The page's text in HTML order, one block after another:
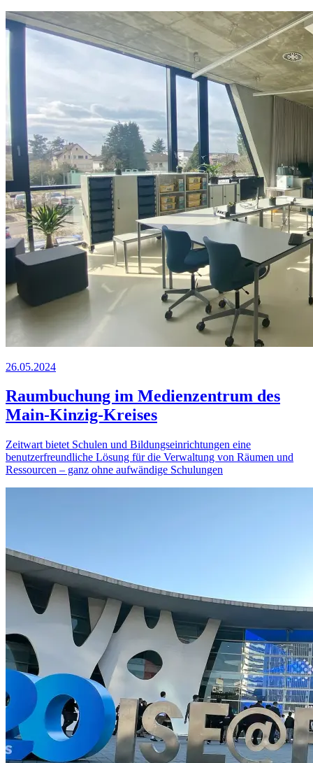
26.05.2024
Raumbuchung im Medienzentrum des
Main-Kinzig-Kreises
Zeitwart bietet Schulen und Bildungseinrichtungen eine
benutzerfreundliche Lösung für die Verwaltung von Räumen und
Ressourcen – ganz ohne aufwändige Schulungen